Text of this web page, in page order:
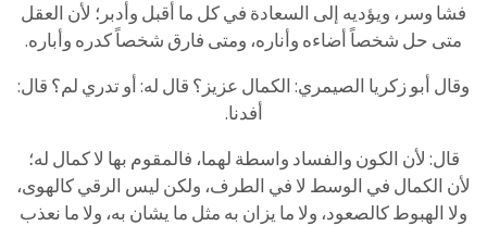
فشا وسر، ويؤديه إلى السعادة في كل ما أقبل وأدبر؛ لأن العقل
متى حل شخصاً أضاءه وأناره، ومتى فارق شخصاً كدره وأباره.
وقال أبو زكريا الصيمري: الكمال عزيز؟ قال له: أو تدري لم؟ قال:
أفدنا.
قال: لأن الكون والفساد واسطة لهما، فالمقوم بها لا كمال له؛
لأن الكمال في الوسط لا في الطرف، ولكن ليس الرقي كالهوى،
ولا الهبوط كالصعود، ولا ما يزان به مثل ما يشان به، ولا ما نعذب